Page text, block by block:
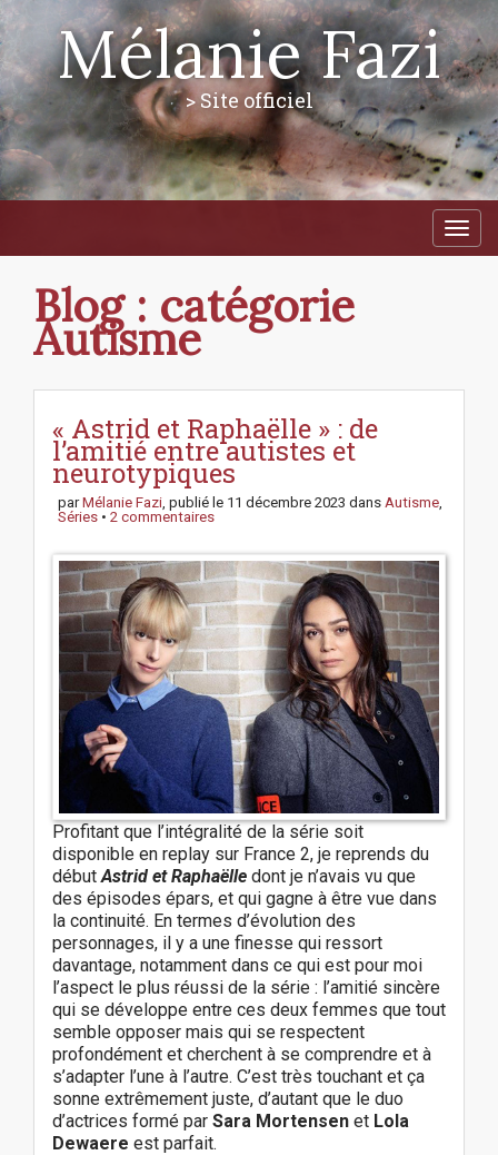
Mélanie Fazi
> Site officiel
M
i
i
Blog : catégorie
Autisme
« Astrid et Raphaëlle » : de
l’amitié entre autistes et
neurotypiques
parMélanie Fazi, publié le 11 décembre 2023 dans Autisme,
Séries • 2 commentaires
Profitant que l’intégralité de la série soit
disponible en replay sur France 2, je reprends du
début Astrid et Raphaëlle dont je n’avais vu que
des épisodes épars, et qui gagne à être vue dans
la continuité. En termes d’évolution des
personnages, il y a une finesse qui ressort
davantage, notamment dans ce qui est pour moi
l’aspect le plus réussi de la série : l’amitié sincère
qui se développe entre ces deux femmes que tout
semble opposer mais qui se respectent
profondément et cherchent à se comprendre et à
s’adapter l’une à l’autre. C’est très touchant et ça
sonne extrêmement juste, d’autant que le duo
d’actrices formé par Sara Mortensen et Lola
Dewaere est parfait.